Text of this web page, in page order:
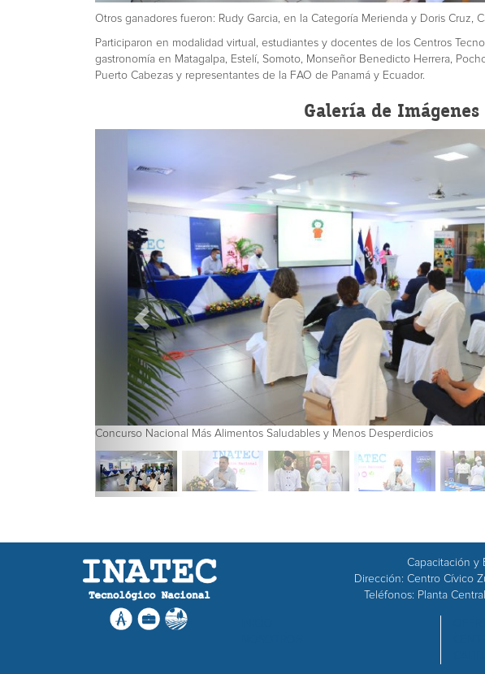
Otros ganadores fueron: Rudy Garcia, en la Categoría Merienda y Doris Cruz,
Participaron en modalidad virtual, estudiantes y docentes de los Centros
gastronomía en Matagalpa, Estelí, Somoto, Monseñor Benedicto Herrera,
Puerto Cabezas y representantes de la FAO de Panamá y Ecuador.
Galería de Imágenes
Concurso Nacional Más Alimentos Saludables y Menos Desperdicios
Capacitación y
Dirección: Centro Cívico
Teléfonos: Planta